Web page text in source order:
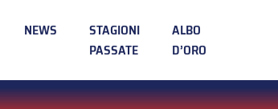
NEWS
STAGIONI
PASSATE
ALBO
D’ORO